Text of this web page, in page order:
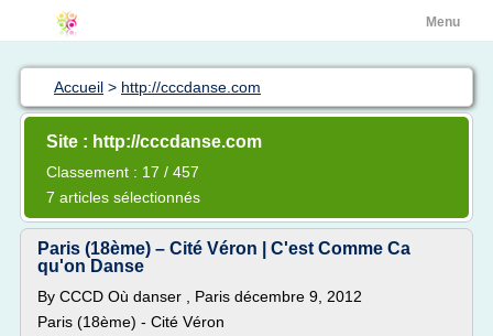
Menu
Accueil > http://cccdanse.com
Site : http://cccdanse.com
Classement : 17 / 457
7 articles sélectionnés
Paris (18ème) – Cité Véron | C'est Comme Ca
qu'on Danse
By CCCD Où danser , Paris décembre 9, 2012
Paris (18ème) - Cité Véron